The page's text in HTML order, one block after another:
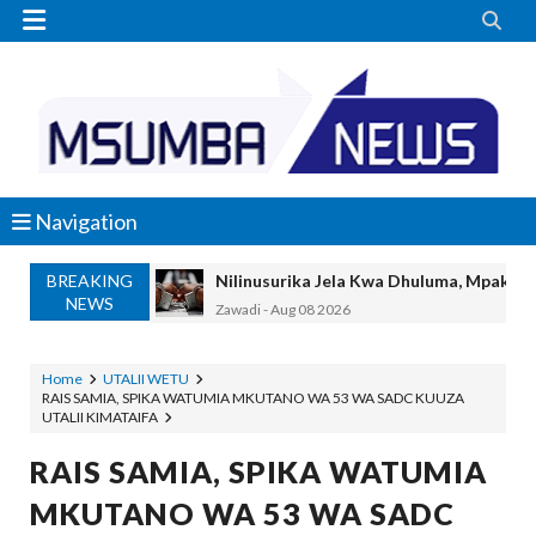
 
Navigation
BREAKING
NEWS
Nilinusurika Jela Kwa Dhuluma, Mpaka
Zawadi -Aug 08 2026
MGALU APONGEZA HATUA ZA
WMA YAPONGEZWA KWA
OKULY BLOG Aug 08 2026
TBS Yaendelea Kutoa Elimu Ya
Home
UTALII WETU
RAIS SAMIA, SPIKA WATUMIA MKUTANO WA 53 WA SADC KUUZA
UTALII KIMATAIFA
RAIS SAMIA, SPIKA WATUMIA
MKUTANO WA 53 WA SADC